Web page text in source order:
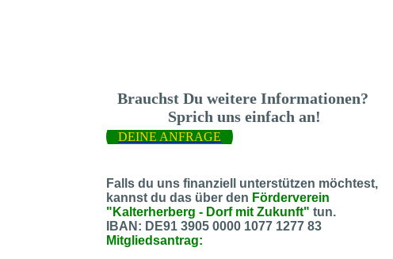
Brauchst Du weitere Informationen?
Sprich uns einfach an!
DEINE ANFRAGE
Falls du uns finanziell unterstützen möchtest,
kannst du das über den Förderverein
"Kalterherberg - Dorf mit Zukunft" tun.
IBAN: DE91 3905 0000 1077 1277 83
Mitgliedsantrag: